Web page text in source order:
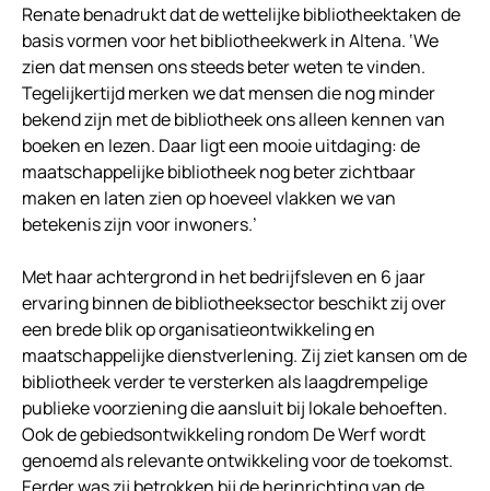
Renate benadrukt dat de wettelijke bibliotheektaken de
basis vormen voor het bibliotheekwerk in Altena. ‘We
zien dat mensen ons steeds beter weten te vinden.
Tegelijkertijd merken we dat mensen die nog minder
bekend zijn met de bibliotheek ons alleen kennen van
boeken en lezen. Daar ligt een mooie uitdaging: de
maatschappelijke bibliotheek nog beter zichtbaar
maken en laten zien op hoeveel vlakken we van
betekenis zijn voor inwoners.’
Met haar achtergrond in het bedrijfsleven en 6 jaar
ervaring binnen de bibliotheeksector beschikt zij over
een brede blik op organisatieontwikkeling en
maatschappelijke dienstverlening. Zij ziet kansen om de
bibliotheek verder te versterken als laagdrempelige
publieke voorziening die aansluit bij lokale behoeften.
Ook de gebiedsontwikkeling rondom De Werf wordt
genoemd als relevante ontwikkeling voor de toekomst.